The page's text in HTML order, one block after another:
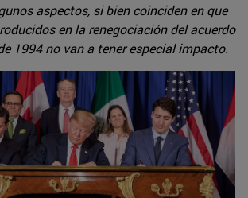
aspectos, si bien coinciden en que
en la renegociación del acuerdo
1994 no van a tener especial impacto.